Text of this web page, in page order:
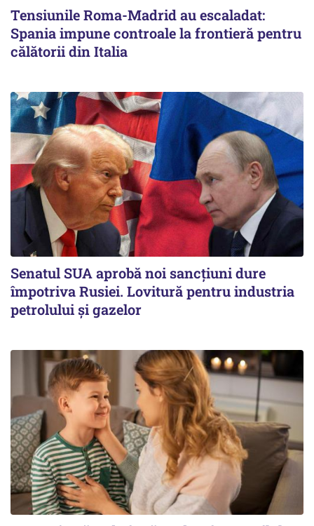
Tensiunile Roma-Madrid au escaladat:
Spania impune controale la frontieră pentru
călătorii din Italia
Senatul SUA aprobă noi sancțiuni dure
împotriva Rusiei. Lovitură pentru industria
petrolului și gazelor